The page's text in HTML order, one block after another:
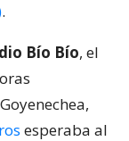
.
Bío Bío, el
esperaba al